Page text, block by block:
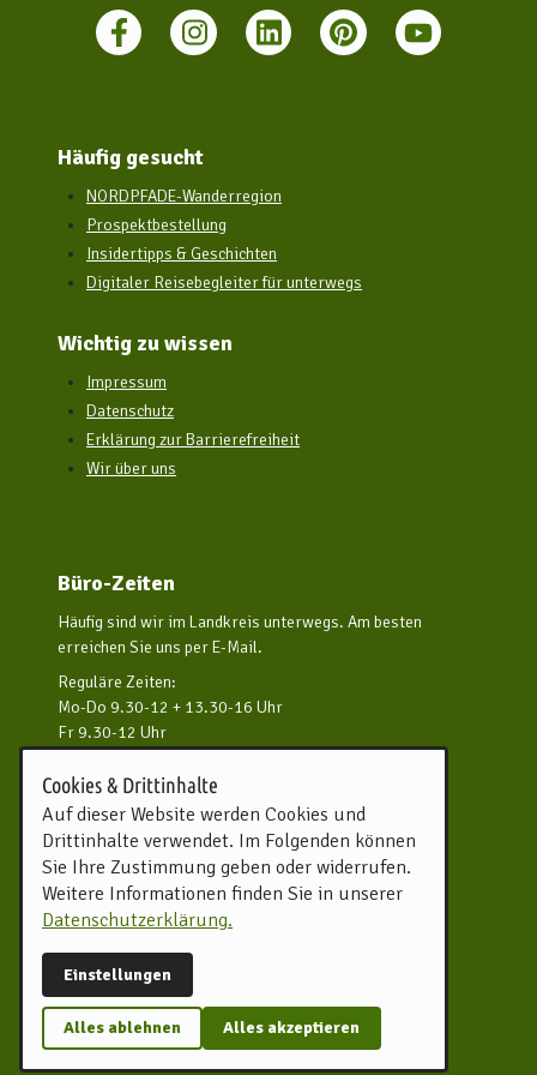
Häufig gesucht
NORDPFADE-Wanderregion
Prospektbestellung
Insidertipps & Geschichten
Digitaler Reisebegleiter für unterwegs
Wichtig zu wissen
Impressum
Datenschutz
Erklärung zur Barrierefreiheit
Wir über uns
Büro-Zeiten
Häufig sind wir im Landkreis unterwegs. Am besten
erreichen Sie uns per E-Mail.
Reguläre Zeiten:
Mo-Do 9.30-12 + 13.30-16 Uhr
Fr 9.30-12 Uhr
Kontakt aufnehmen
Touristikverband Landkreis
Rotenburg (Wümme) e.V.
Harburger Straße 59
27356 Rotenburg (Wümme)
04261 81960
info@tourow.de
Cookies & Drittinhalte
Auf dieser Website werden Cookies und
Drittinhalte verwendet. Im Folgenden können
Sie Ihre Zustimmung geben oder widerrufen.
Weitere Informationen finden Sie in unserer
Datenschutzerklärung.
Einstellungen
Alles ablehnen Alles akzeptieren